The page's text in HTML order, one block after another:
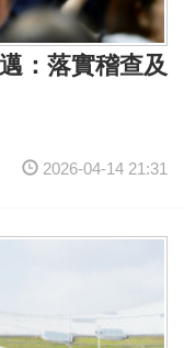
：落實稽查及
2026-04-14 21:31